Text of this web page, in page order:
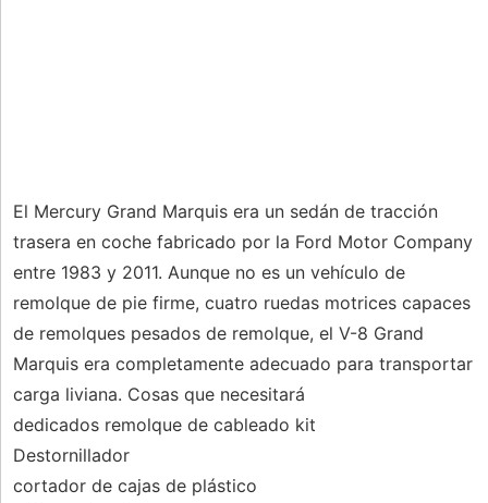
El Mercury Grand Marquis era un sedán de tracción
trasera en coche fabricado por la Ford Motor Company
entre 1983 y 2011. Aunque no es un vehículo de
remolque de pie firme, cuatro ruedas motrices capaces
de remolques pesados ​​de remolque, el V-8 Grand
Marquis era completamente adecuado para transportar
carga liviana. Cosas que necesitará
dedicados remolque de cableado kit
Destornillador
cortador de cajas de plástico